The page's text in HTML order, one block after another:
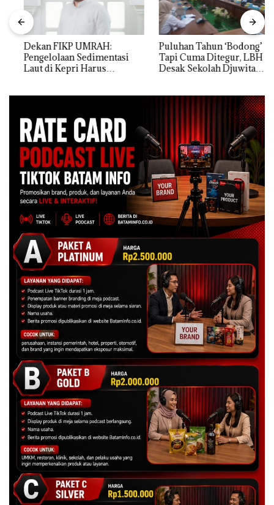
Dekan FIKP UMRAH:
Pengelolaan Sedimentasi
Laut di Kepri Harus
Puluhan Tahun ‘Bodong’
Tapi Cuma Ditegur, LBH
Desak Sekolah Djuwita